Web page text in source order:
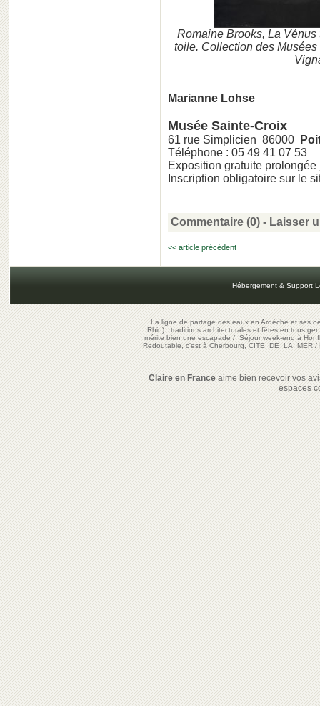
Romaine Brooks, La
toile. Collection des
Marianne Lohse
Musée Sainte-Croix
61 rue Simplicien 86000
Téléphone : 05 49 41 07 53
Exposition gratuite
Inscription obligatoire sur le
Commentaire (0) - Laisser
<< article précédent
Hébergement & Support
La ligne de partage des eaux en Ardèche et ses
Rhin) : traditions architecturales et fêtes en tous
mérite bien une escapade/Séjour week-end à
Redoutable, c'est à Cherbourg, CITE DE LA MER/
Claire en Franceaime bien recevoir vos
espaces